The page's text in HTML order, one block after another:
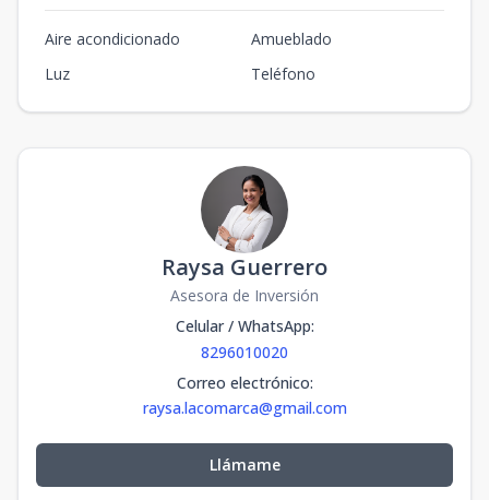
Aire acondicionado
Amueblado
Luz
Teléfono
Raysa Guerrero
Asesora de Inversión
Celular / WhatsApp:
8296010020
Correo electrónico:
raysa.lacomarca@gmail.com
Llámame